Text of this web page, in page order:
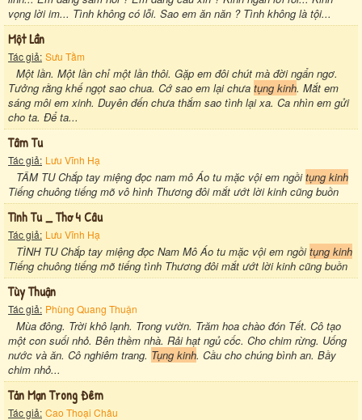
vọng lời im... Tình không có lỗi. Sao em ăn năn ? Tình không là tội...
Một Lần
Tác giả: Sưu Tầm
Một lần. Một lần chỉ một lần thôi. Gặp em đôi chút mà đời ngẩn ngơ.
Tưởng rằng khế ngọt sao chua. Cớ sao em lại chưa tụng kinh. Mắt em
sáng môi em xinh. Duyên đến chưa thắm sao tình lại xa. Ca nhìn em gửi
cho ta. Để ta...
Tâm Tu
Tác giả: Lưu Vĩnh Hạ
TÂM TU Chắp tay miệng đọc nam mô Áo tu mặc vội em ngồitụng kinh
Tiếng chuông tiếng mõ vô hình Thương đôi mắt ướt lời kinh cũng buồn
Tình Tu _ Thơ 4 Câu
Tác giả: Lưu Vĩnh Hạ
TÌNH TU Chắp tay miệng đọc Nam Mô Áo tu mặc vội em ngồitụng kinh
Tiếng chuông tiếng mõ tiếng tình Thương đôi mắt ướt lời kinh cũng buồn
Tùy Thuận
Tác giả: Phùng Quang Thuận
Mùa đông. Trời khô lạnh. Trong vườn. Trăm hoa chào đón Tết. Cô tạo
một con suối nhỏ. Bên thềm nhà. Rải hạt ngủ cốc. Cho chim rừng. Uống
nước và ăn. Cô nghiêm trang. Tụng kinh. Cầu cho chúng bình an. Bầy
chim nhỏ...
Tản Mạn Trong Đêm
Tác giả: Cao Thoại Châu